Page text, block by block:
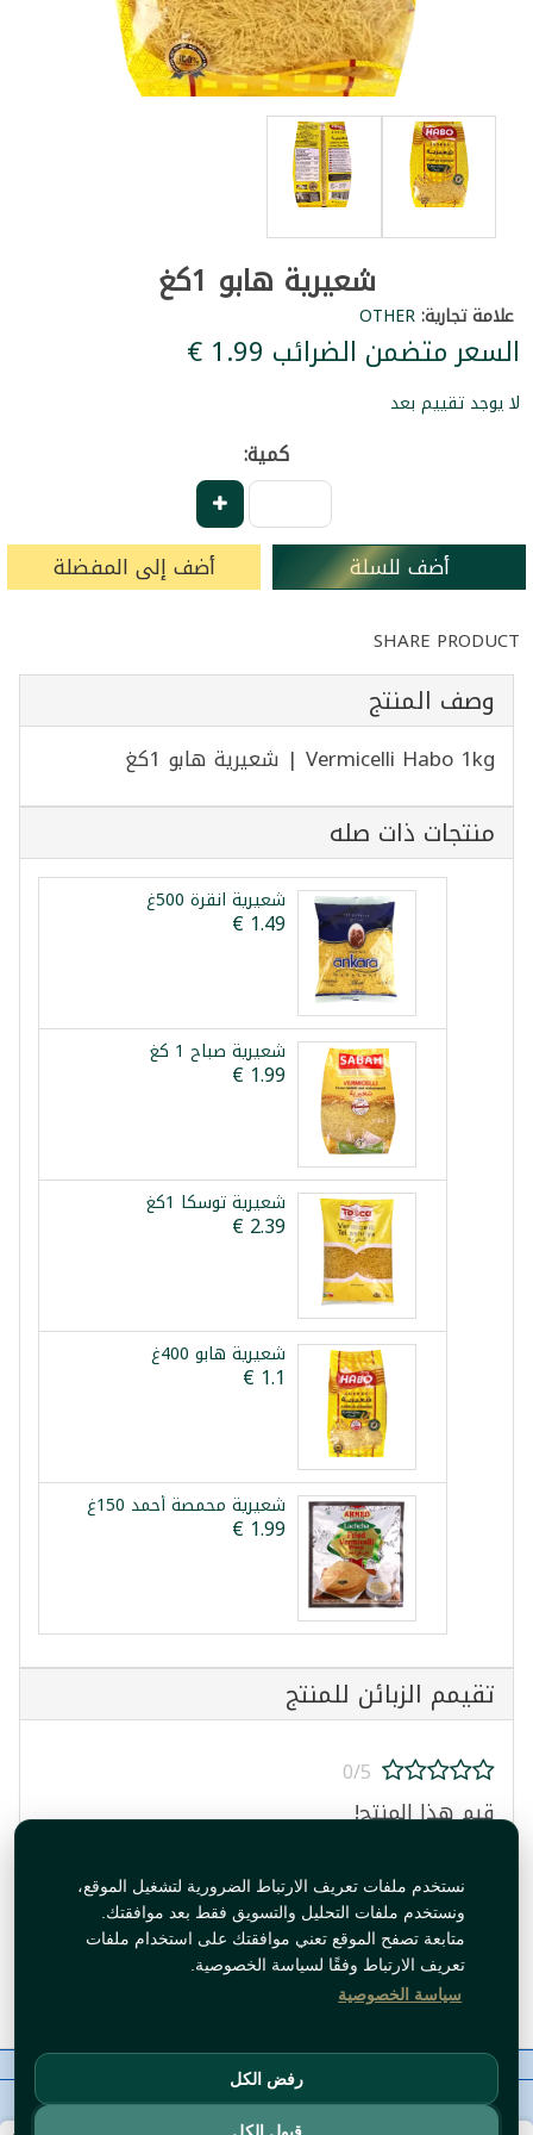
نستخدم ملفات تعريف الارتباط الضرورية لتشغيل الموقع،
ونستخدم ملفات التحليل والتسويق فقط بعد موافقتك.
متابعة تصفح الموقع تعني موافقتك على استخدام ملفات
تعريف الارتباط وفقًا لسياسة الخصوصية.
سياسة الخصوصية
رفض الكل
شعيرية هابو 1كغ
علامة تجارية:OTHER
السعر متضمن الضرائب ‏1.99 €
لا يوجد تقييم بعد
كمية:
أضف للسلة أضف إلى المفضلة
SHARE PRODUCT
وصف المنتج
Vermicelli Habo 1kg | شعيرية هابو 1كغ
منتجات ذات صله
شعيرية انقرة 500غ
شعيرية صباح 1 كغ
شعيرية توسكا 1كغ
شعيرية هابو 400غ
شعيرية محمصة أحمد 150غ
تقيمم الزبائن للمنتج
0/5
قيم هذا المنتج!
قيم المنتج
معلومات عنا
حقوق النشر©Tawfeer 2018-2026